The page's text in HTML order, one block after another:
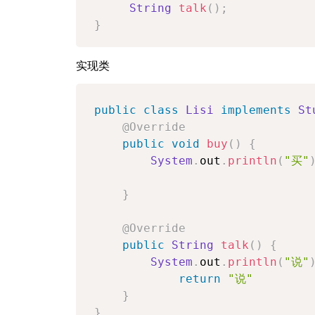
String talk ( ) ;
}
实现类
public class Lisi implements
@Override
public
void buy ( )
{
System . out . println ( "买" )
}
@Override
public
String talk ( )
{
System . out . println ( "说" )
return
"说"
}